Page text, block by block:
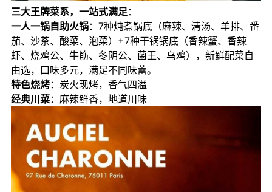
三大王牌菜系，一站式满足：
一人一锅自助火锅：7种炖煮锅底（麻辣、清汤、羊排、番
茄、沙茶、酸菜、泡菜）+7种干锅锅底（香辣蟹、香辣
虾、烧鸡公、牛筋、冬阴公、菌王、乌鸡），新鲜配菜自
由选，口味多元，满足不同味蕾。
特色烧烤：炭火现烤，香气四溢
经典川菜：麻辣鲜香，地道川味